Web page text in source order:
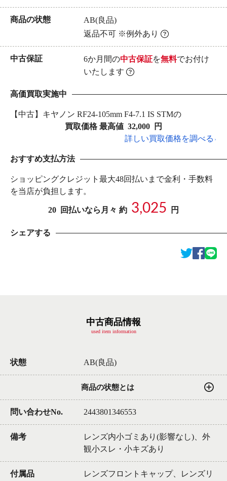
商品の状態
AB(良品)
返品不可 ※例外あり
中古保証 6か月間の中古保証を無料でお付け
いたします
高価買取実施中
【中古】キヤノン RF24-105mm F4-7.1 IS STMの
買取価格 最高値 32,000
円
詳しい買取価格を調べる
おすすめ支払方法
ショッピングクレジット最大48回払いまで金利・手数料
を当店が負担します。
20 回払いなら月々 約 3,025 円
シェアする
中古商品情報
used item information
状態 AB(良品)
商品の状態とは
問い合わせNo. 2443801346553
備考
レンズ内小ゴミあり(影響なし)、外
観小スレ・小キズあり
付属品
レンズフロントキャップ、レンズリ